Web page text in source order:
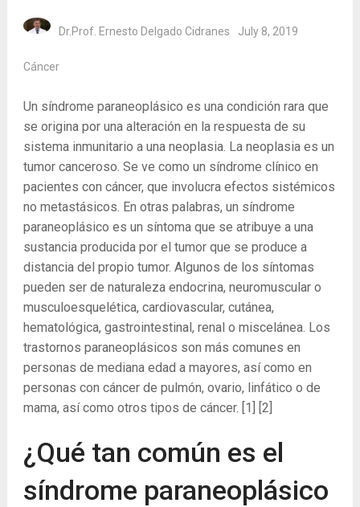
Dr.Prof. Ernesto Delgado Cidranes July 8, 2019
Cáncer
Un síndrome paraneoplásico es una condición rara que
se origina por una alteración en la respuesta de su
sistema inmunitario a una neoplasia. La neoplasia es un
tumor canceroso. Se ve como un síndrome clínico en
pacientes con cáncer, que involucra efectos sistémicos
no metastásicos. En otras palabras, un síndrome
paraneoplásico es un síntoma que se atribuye a una
sustancia producida por el tumor que se produce a
distancia del propio tumor. Algunos de los síntomas
pueden ser de naturaleza endocrina, neuromuscular o
musculoesquelética, cardiovascular, cutánea,
hematológica, gastrointestinal, renal o miscelánea. Los
trastornos paraneoplásicos son más comunes en
personas de mediana edad a mayores, así como en
personas con cáncer de pulmón, ovario, linfático o de
mama, así como otros tipos de cáncer. [1] [2]
¿Qué tan común es el
síndrome paraneoplásico